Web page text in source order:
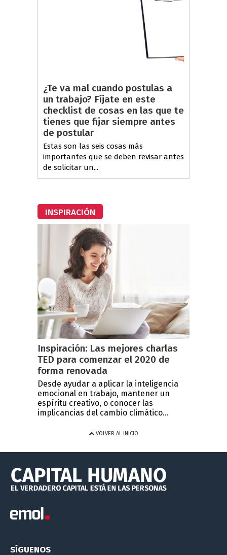
¿Te va mal cuando postulas a
un trabajo? Fíjate en este
checklist de cosas en las que te
tienes que fijar siempre antes
de postular
Estas son las seis cosas más
importantes que se deben revisar antes
de solicitar un...
INSPIRACIÓN
Inspiración: Las mejores charlas
TED para comenzar el 2020 de
forma renovada
Desde ayudar a aplicar la inteligencia
emocional en trabajo, mantener un
espíritu creativo, o conocer las
implicancias del cambio climático...
VOLVER AL INICIO
SÍGUENOS